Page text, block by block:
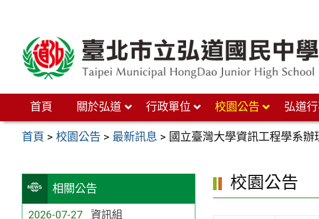
首頁 關於弘道 行政單位 校園公告 弘道
首頁 >校園公告 > 最新訊息 > 國立臺灣大學資訊工程學系
相關公告
2026-07-27 資訊組
校園公告